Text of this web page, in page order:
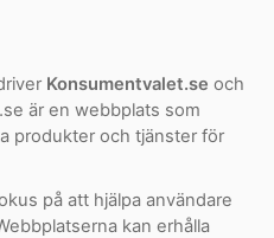
Konsumentvalet.se och
är en webbplats som
produkter och tjänster för
på att hjälpa användare
kan erhålla